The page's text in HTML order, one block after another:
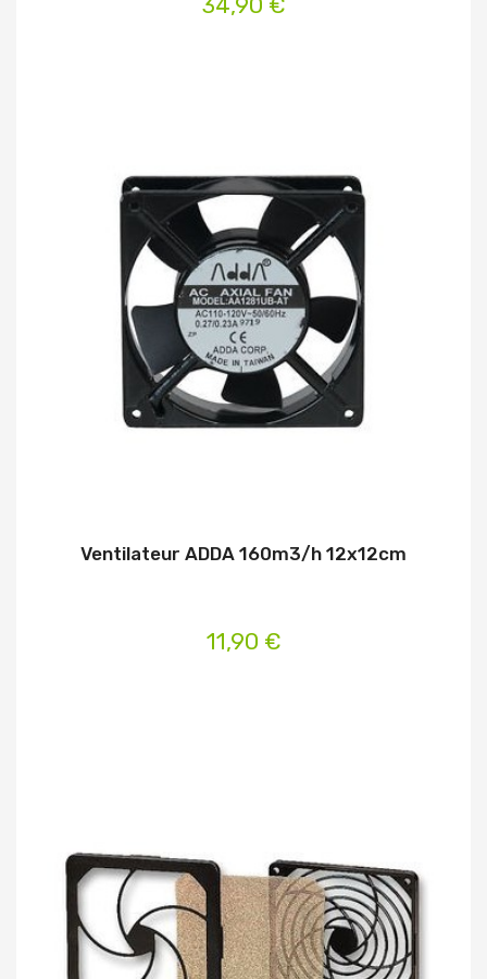
Ventilateur ADDA 160m3/h 12x12cm
11,90 €